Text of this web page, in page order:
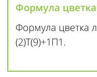
Формула цветка
Формула цветка
(2)Т(9)+1П1.